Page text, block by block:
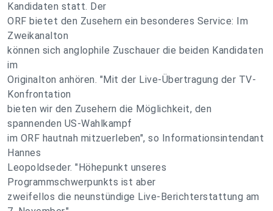
Kandidaten statt. Der
ORF bietet den Zusehern ein besonderes Service: Im
Zweikanalton
können sich anglophile Zuschauer die beiden Kandidaten
im
Originalton anhören. "Mit der Live-Übertragung der TV-
Konfrontation
bieten wir den Zusehern die Möglichkeit, den
spannenden US-Wahlkampf
im ORF hautnah mitzuerleben", so Informationsintendant
Hannes
Leopoldseder. "Höhepunkt unseres
Programmschwerpunkts ist aber
zweifellos die neunstündige Live-Berichterstattung am